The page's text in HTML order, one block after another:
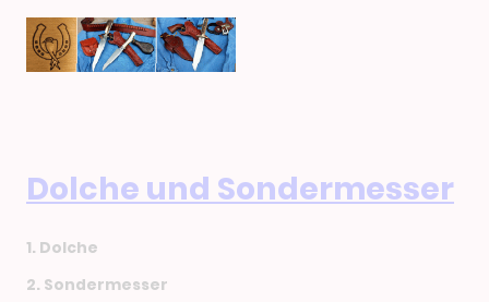
Dolche und Sondermesser
1. Dolche
2. Sondermesser